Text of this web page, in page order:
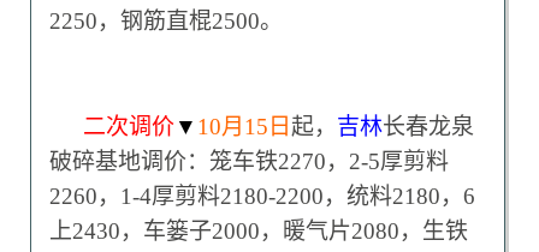
2250，钢筋直棍2500。
二次调价 ▼ 10月15日 起， 吉林长春龙泉
破碎基地调价：笼车铁2270，2-5厚剪料
2260，1-4厚剪料2180-2200，统料2180，6
上2430，车篓子2000，暖气片2080，生铁